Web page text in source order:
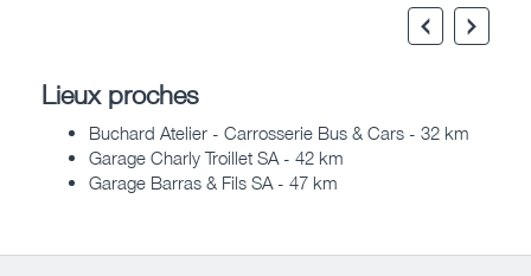
Lieux proches
Buchard Atelier - Carrosserie Bus & Cars - 32 km
Garage Charly Troillet SA - 42 km
Garage Barras & Fils SA - 47 km